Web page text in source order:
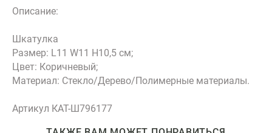
Описание:
Шкатулка
Размер: L11 W11 H10,5 см;
Цвет: Коричневый;
Материал: Стекло/Дерево/Полимерные материалы.
Артикул КАТ-Ш796177